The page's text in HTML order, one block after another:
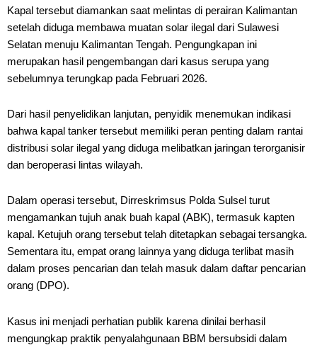
Kapal tersebut diamankan saat melintas di perairan Kalimantan
setelah diduga membawa muatan solar ilegal dari Sulawesi
Selatan menuju Kalimantan Tengah. Pengungkapan ini
merupakan hasil pengembangan dari kasus serupa yang
sebelumnya terungkap pada Februari 2026.
Dari hasil penyelidikan lanjutan, penyidik menemukan indikasi
bahwa kapal tanker tersebut memiliki peran penting dalam rantai
distribusi solar ilegal yang diduga melibatkan jaringan terorganisir
dan beroperasi lintas wilayah.
Dalam operasi tersebut, Dirreskrimsus Polda Sulsel turut
mengamankan tujuh anak buah kapal (ABK), termasuk kapten
kapal. Ketujuh orang tersebut telah ditetapkan sebagai tersangka.
Sementara itu, empat orang lainnya yang diduga terlibat masih
dalam proses pencarian dan telah masuk dalam daftar pencarian
orang (DPO).
Kasus ini menjadi perhatian publik karena dinilai berhasil
mengungkap praktik penyalahgunaan BBM bersubsidi dalam